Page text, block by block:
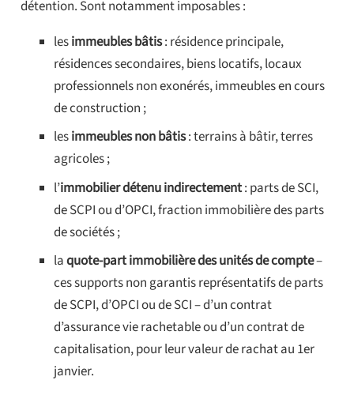
détention. Sont notamment imposables :
lesimmeubles bâtis: résidence principale,
résidences secondaires, biens locatifs, locaux
professionnels non exonérés, immeubles en cours
de construction ;
lesimmeubles non bâtis: terrains à bâtir, terres
agricoles ;
l’immobilier détenu indirectement: parts de SCI,
de SCPI ou d’OPCI, fraction immobilière des parts
de sociétés ;
laquote-part immobilière des unités de compte–
ces supports non garantis représentatifs de parts
de SCPI, d’OPCI ou de SCI – d’un contrat
d’assurance vie rachetable ou d’un contrat de
capitalisation, pour leur valeur de rachat au 1er
janvier.